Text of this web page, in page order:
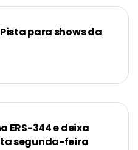
para shows da
ERS-344 e deixa
segunda-feira